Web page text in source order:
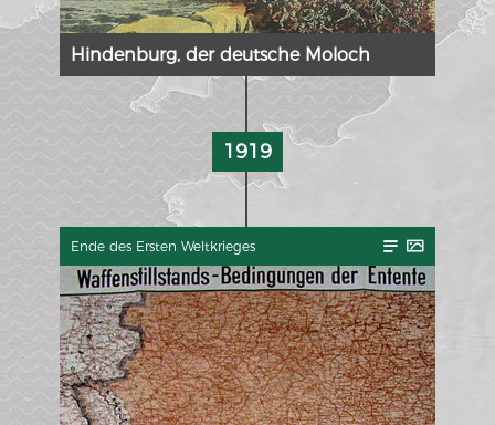
Hindenburg, der deutsche Moloch
1919
Ende des Ersten Weltkrieges